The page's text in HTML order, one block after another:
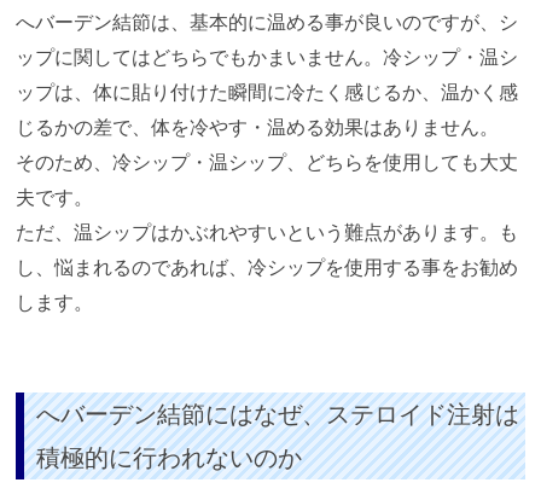
へバーデン結節は、基本的に温める事が良いのですが、シ
ップに関してはどちらでもかまいません。冷シップ・温シ
ップは、体に貼り付けた瞬間に冷たく感じるか、温かく感
じるかの差で、体を冷やす・温める効果はありません。
そのため、冷シップ・温シップ、どちらを使用しても大丈
夫です。
ただ、温シップはかぶれやすいという難点があります。も
し、悩まれるのであれば、冷シップを使用する事をお勧め
します。
へバーデン結節にはなぜ、ステロイド注射は
積極的に行われないのか